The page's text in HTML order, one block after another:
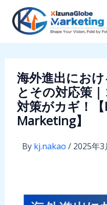
キ
海外進出にお
とその対応策
対策がカギ！
Marketing】
By kj.nakao / 2025年3